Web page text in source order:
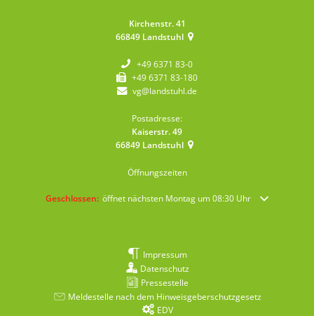
Kirchenstr. 41
66849 Landstuhl
+49 6371 83-0
+49 6371 83-180
vg@landstuhl.de
Postadresse:
Kaiserstr. 49
66849 Landstuhl
Öffnungszeiten
Klicken, um weitere Öffnungs- oder Schließzeiten auszublenden
Geschlossen: öffnet nächsten Montag um 08:30 Uhr
Impressum
Datenschutz
Pressestelle
Meldestelle nach dem Hinweisgeberschutzgesetz
EDV